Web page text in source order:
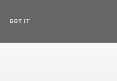
GOT IT